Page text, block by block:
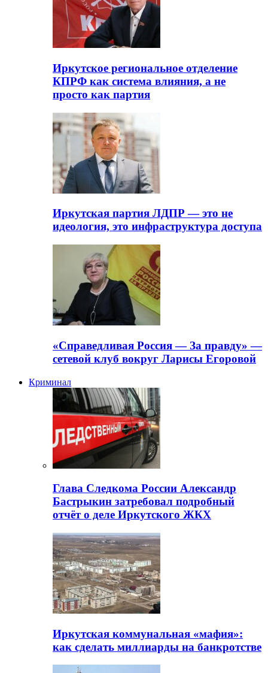
Иркутское региональное отделение
КПРФ как система влияния, а не
просто как партия
Иркутская партия ЛДПР — это не
идеология, это инфраструктура доступа
«Справедливая Россия — За правду» —
сетевой клуб вокруг Ларисы Егоровой
Криминал
Глава Следкома России Александр
Бастрыкин затребовал подробный
отчёт о деле Иркутского ЖКХ
Иркутская коммунальная «мафия»:
как сделать миллиарды на банкротстве